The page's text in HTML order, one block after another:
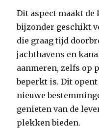
Dit aspect maakt
bijzonder geschikt
die graag tijd
jachthavens en
aanmeren, zelfs op
beperkt is. Dit
nieuwe
genieten van de
plekken bieden.